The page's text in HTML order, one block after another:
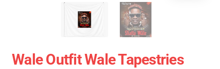
Wale Outfit Wale Tapestries